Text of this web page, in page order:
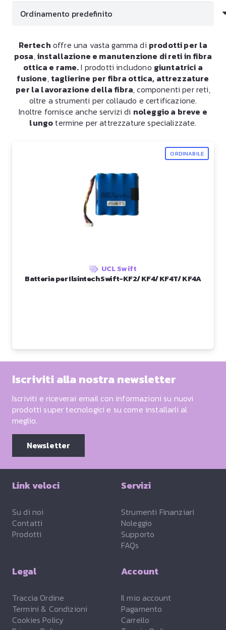
Rertech offre una vasta gamma di prodotti per la
posa,installazione e manutenzione di reti in fibra
ottica e rame.I prodotti includono giuntatrici a
fusione, taglierine per fibra ottica, attrezzature
per la lavorazione della fibra, componenti per reti,
oltre a strumenti per collaudo e certificazione.
Inoltre fornisce anche servizi di noleggio a breve e
lungotermine per attrezzature specializzate.
ORDINABILE
UCL Swift
Batteria per Ilsintech Swift-KF2/ KF4/ KF4T/ KF4A
Iscriviti alla nostra newsletter
Iscriviti e riceverai email con informazioni su nuovi
prodotti super tecnologici e su come installarli al
meglio.
Newsletter
Link veloci
Su di noi
Contatti
Prodotti
Servizi
Strumenti Finanziari
Noleggio
Supporto
FAQs
Legal
Traccia Ordine
Termini & Condizioni
Cookies Policy
Account
Il mio account
Pagamento
Carrello